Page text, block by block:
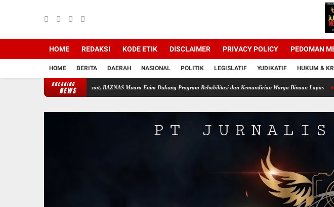
HOME REDAKSI KODE ETIK DISCLAIMER PRIVACY POLICY PEDOMAN
HOME BERITA DAERAH NASIONAL POLITIK LEGISLATIF YUDIKATIF HUKUM &
BREAKING
NEWS
Sinergi Pembinaan Umat, BAZNAS Muara Enim Dukung Program Rehabilitasi dan Kemandirian Warga Binaan Lapas Sigap &